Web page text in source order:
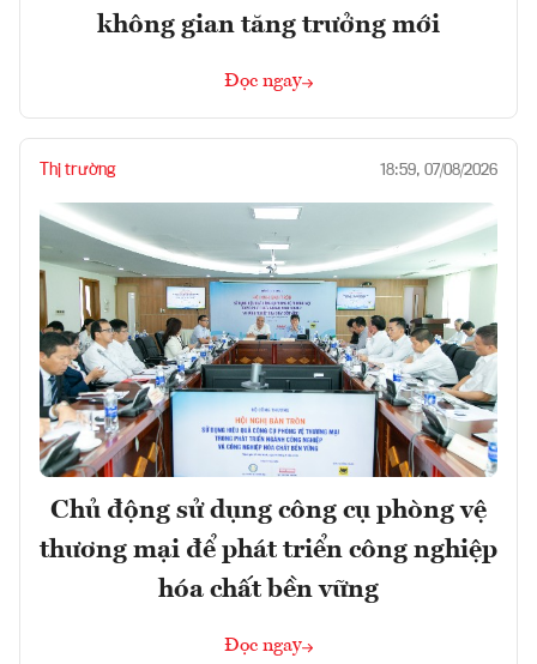
không gian tăng trưởng mới
Đọc ngay
Thị trường 18:59, 07/08/2026
Chủ động sử dụng công cụ phòng vệ
thương mại để phát triển công nghiệp
hóa chất bền vững
Đọc ngay